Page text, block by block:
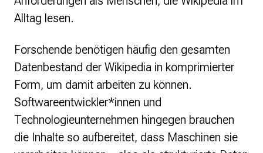
Alltag lesen.
Forschende benötigen häufig den gesamten
Datenbestand der Wikipedia in komprimierter
Form, um damit arbeiten zu können.
Softwareentwickler*innen und
Technologieunternehmen hingegen brauchen
die Inhalte so aufbereitet, dass Maschinen sie